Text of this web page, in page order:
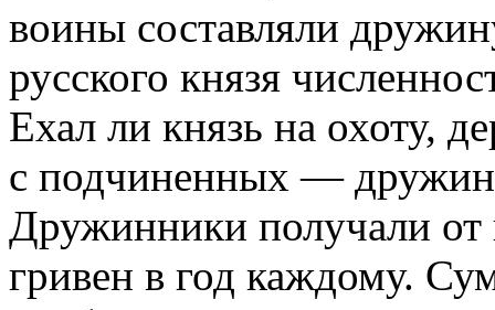
воины составляли
русского князя
Ехал ли князь на охоту,
с подчиненных —
Дружинники получали
гривен в год каждому.